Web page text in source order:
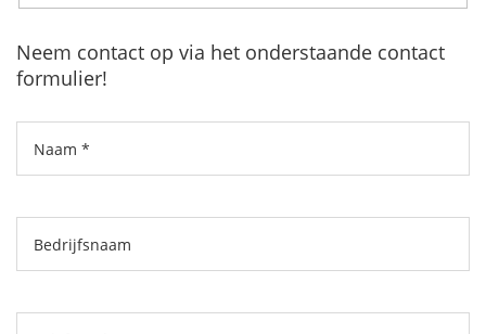
Neem contact op via het onderstaande contact
formulier!